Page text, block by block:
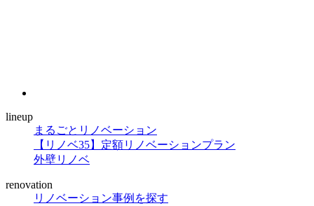
lineup
まるごとリノベーション
【リノベ35】定額リノベーションプラン
外壁リノベ
renovation
リノベーション事例を探す